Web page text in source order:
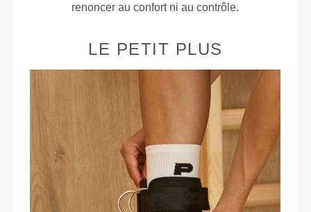
renoncer au confort ni au contrôle.
LE PETIT PLUS